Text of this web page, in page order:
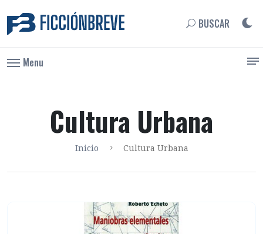
BUSCAR
Menu
Cultura Urbana
Inicio Cultura Urbana